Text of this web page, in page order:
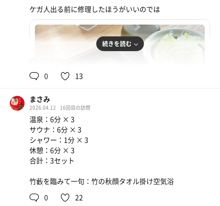
浴施設です。
外気浴は雲の隙間から晴れ間が覗いている時間があり、久
しぶりに日光浴ができて気持ち良すぎました。
何だか今日は初夏らしいアチアチな風が出て来て、今年も
暑いようですね。
お。パートナーさんは明太パスタ、めんたい豚まんも注文
がお。
魚卵は栄養素が高いから、中年の飼い主は積極的に食べな
いみたいだけど、久しぶりに大量に食べたら美味すぎたみ
たいで、お土産を大量購入していたがお。
いずれは尿酸値爆発で痛風がお。わはははがお。
1.0kg減。
ケガ人出る前に修理したほうがいいのでは
もりそば
続きを読む
0 13
まさみ
2026.04.12 16回目の訪問
温泉：6分 × 3
サウナ：6分 × 3
シャワー：1分 × 3
休憩：6分 × 3
合計：3セット
竹藪を臨みて一句：竹の秋顔タオル掛け空気浴
0
22